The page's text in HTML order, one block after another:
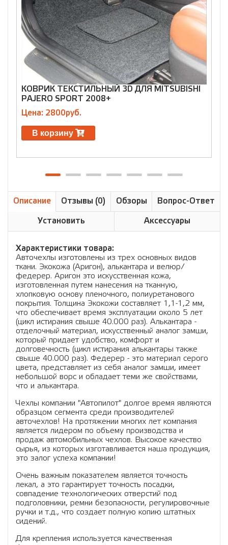
КОВРИК ТЕКСТИЛЬНЫЙ 3D ДЛЯ MITSUBISHI
PAJERO SPORT 2008+
Цена: 2800руб.
В корзину
Описание Отзывы (0) Обзоры Вопрос-Ответ
Установить Аксессуары
Характеристики товара:
Авточехлы изготовлены из трех основных видов
ткани. Экокожа (Аригон), алькантара и велюр/
федерер. Аригон это искусственная кожа,
изготовленная путем нанесения на тканную,
хлопковую основу пленочного, полиуретанового
покрытия. Толщина Экокожи составляет 1,1-1,2 мм,
что обеспечивает время эксплуатации около 5 лет
(цикл истирания свыше 40.000 раз). Алькантара -
отделочный материал, искусственный аналог замши,
который придает удобство, комфорт и
долговечность (цикл истирания алькантары также
свыше 40.000 раз). Федерер - это материал серого
цвета, представляет из себя аналог замши, имеет
небольшой ворс и обладает теми же свойствами,
что и алькантара.
Чехлы компании "Автопилот" долгое время являются
образцом сегмента среди производителей
авточехлов! На протяжении многих лет компания
является лидером по объему производства и
продаж автомобильных чехлов. Высокое качество
сырья, из которых изготавливается наша продукция,
это залог успеха компании!
Очень важным показателем является точность
лекал, а это гарантирует точность посадки,
совпадение технологических отверстий под
подголовники, ремни безопасности, регулировочные
ручки и т.д., что создает полную копию штатных
сидений.
Для крепления используется качественная